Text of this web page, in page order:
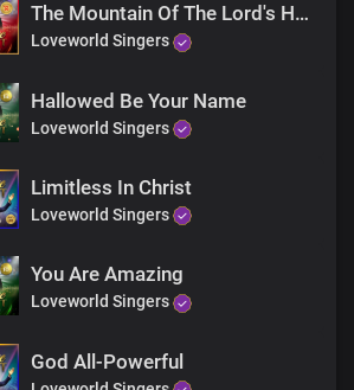
The Mountain Of The Lord's House
Loveworld Singers
Hallowed Be Your Name
Loveworld Singers
Limitless In Christ
Loveworld Singers
You Are Amazing
Loveworld Singers
God All-Powerful